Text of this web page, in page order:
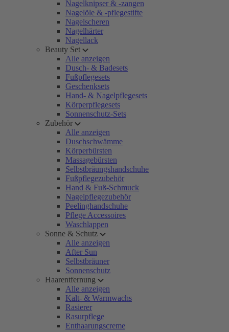
Nagelknipser & -zangen
Nagelöle & -pflegestifte
Nagelscheren
Nagelhärter
Nagellack
Beauty Set
Alle anzeigen
Dusch- & Badesets
Fußpflegesets
Geschenksets
Hand- & Nagelpflegesets
Körperpflegesets
Sonnenschutz-Sets
Zubehör
Alle anzeigen
Duschschwämme
Körperbürsten
Massagebürsten
Selbstbräungshandschuhe
Fußpflegezubehör
Hand & Fuß-Schmuck
Nagelpflegezubehör
Peelinghandschuhe
Pflege Accessoires
Waschlappen
Sonne & Schutz
Alle anzeigen
After Sun
Selbstbräuner
Sonnenschutz
Haarentfernung
Alle anzeigen
Kalt- & Warmwachs
Rasierer
Rasurpflege
Enthaarungscreme